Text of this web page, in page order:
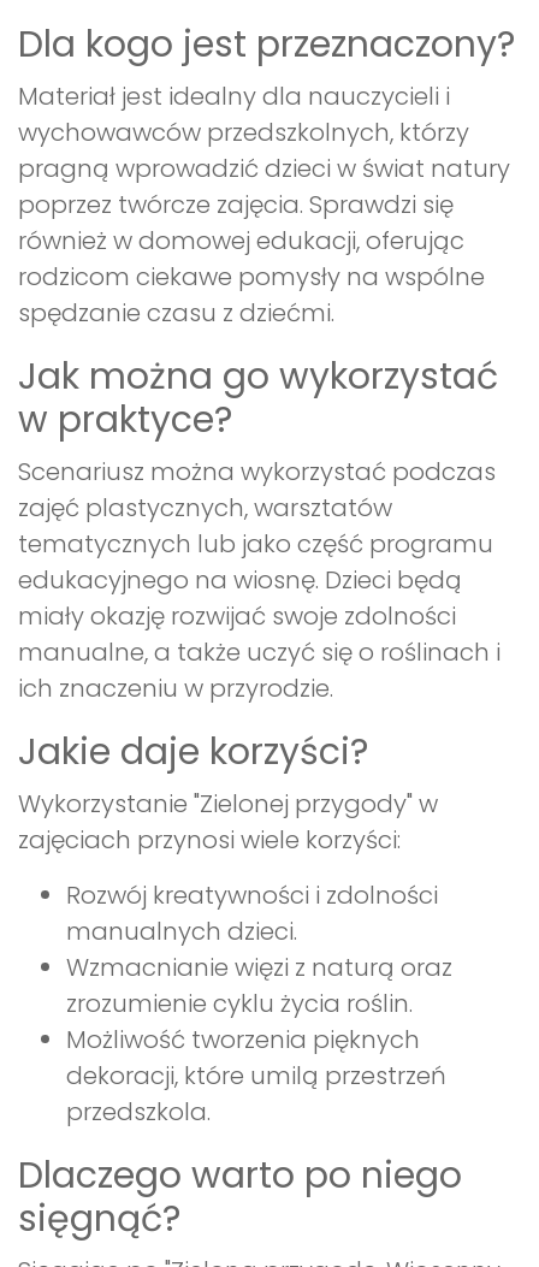
Dla kogo jest przeznaczony?
Materiał jest idealny dla nauczycieli i
wychowawców przedszkolnych, którzy
pragną wprowadzić dzieci w świat natury
poprzez twórcze zajęcia. Sprawdzi się
również w domowej edukacji, oferując
rodzicom ciekawe pomysły na wspólne
spędzanie czasu z dziećmi.
Jak można go wykorzystać
w praktyce?
Scenariusz można wykorzystać podczas
zajęć plastycznych, warsztatów
tematycznych lub jako część programu
edukacyjnego na wiosnę. Dzieci będą
miały okazję rozwijać swoje zdolności
manualne, a także uczyć się o roślinach i
ich znaczeniu w przyrodzie.
Jakie daje korzyści?
Wykorzystanie "Zielonej przygody" w
zajęciach przynosi wiele korzyści:
Rozwój kreatywności i zdolności
manualnych dzieci.
Wzmacnianie więzi z naturą oraz
zrozumienie cyklu życia roślin.
Możliwość tworzenia pięknych
dekoracji, które umilą przestrzeń
przedszkola.
Dlaczego warto po niego
sięgnąć?